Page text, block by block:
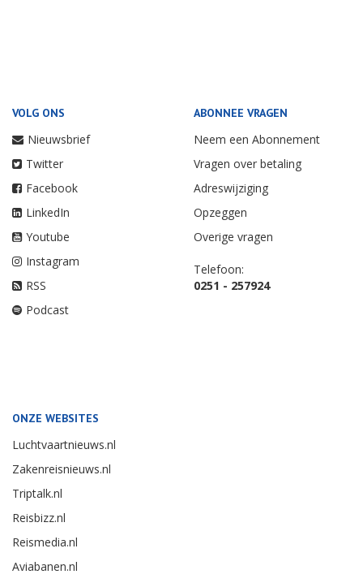
VOLG ONS
Nieuwsbrief
Twitter
Facebook
LinkedIn
Youtube
Instagram
RSS
Podcast
ABONNEE VRAGEN
Neem een Abonnement
Vragen over betaling
Adreswijziging
Opzeggen
Overige vragen
Telefoon:
0251 - 257924
ONZE WEBSITES
Luchtvaartnieuws.nl
Zakenreisnieuws.nl
Triptalk.nl
Reisbizz.nl
Reismedia.nl
Aviabanen.nl